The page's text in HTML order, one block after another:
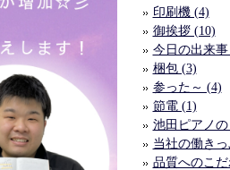
印刷機 (4)
御挨拶 (10)
今日の出来事
梱包 (3)
参った～ (4)
節電 (1)
池田ピアノ
当社の働き
品質へのこ